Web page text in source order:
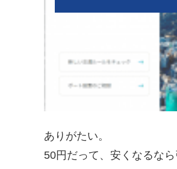
ありがたい。
50円だって、安くなるな